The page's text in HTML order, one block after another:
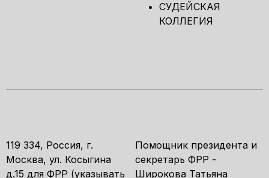
СУДЕЙСКАЯ
КОЛЛЕГИЯ
119 334, Россия, г.
Москва, ул. Косыгина
д.15 для ФРР (указывать
Помощник президента и
секретарь ФРР -
Широкова Татьяна